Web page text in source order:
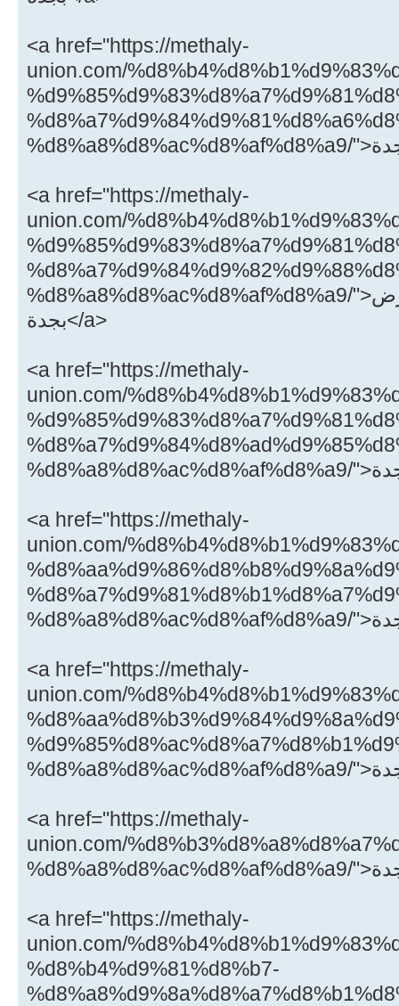
<a href="https://methaly-
union.com/
<a href="https://methaly-
union.com/
%d8%a8%d8%ac%d8%af%d8%a9/">شركة مكافحة القوارض
بجدة</a>
<a href="https://methaly-
union.com/
<a href="https://methaly-
union.com/
<a href="https://methaly-
union.com/
<a href="https://methaly-
union.com/
<a href="https://methaly-
union.com/
%d8%b4%d9%81%d8%b7-